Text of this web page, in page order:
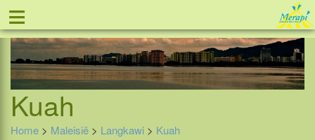
≡ Tel: 088 - 81 11 999
Kuah
Home > Maleisië > Langkawi > Kuah